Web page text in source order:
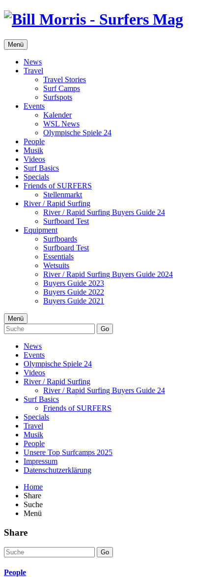
Menü
News
Travel
Travel Stories
Surf Camps
Surfspots
Events
Kalender
WSL News
Olympische Spiele 24
People
Musik
Videos
Surf Basics
Specials
Friends of SURFERS
Stellenmarkt
River / Rapid Surfing
River / Rapid Surfing Buyers Guide 24
Surfboard Test
Equipment
Surfboards
Surfboard Test
Essentials
Wetsuits
River / Rapid Surfing Buyers Guide 2024
Buyers Guide 2023
Buyers Guide 2022
Buyers Guide 2021
Menü
Go
News
Events
Olympische Spiele 24
Videos
River / Rapid Surfing
River / Rapid Surfing Buyers Guide 24
Surf Basics
Friends of SURFERS
Specials
Travel
Musik
People
Unsere Top Surfcamps 2025
Impressum
Datenschutzerklärung
Home
Share
Suche
Menü
Share
Go
People